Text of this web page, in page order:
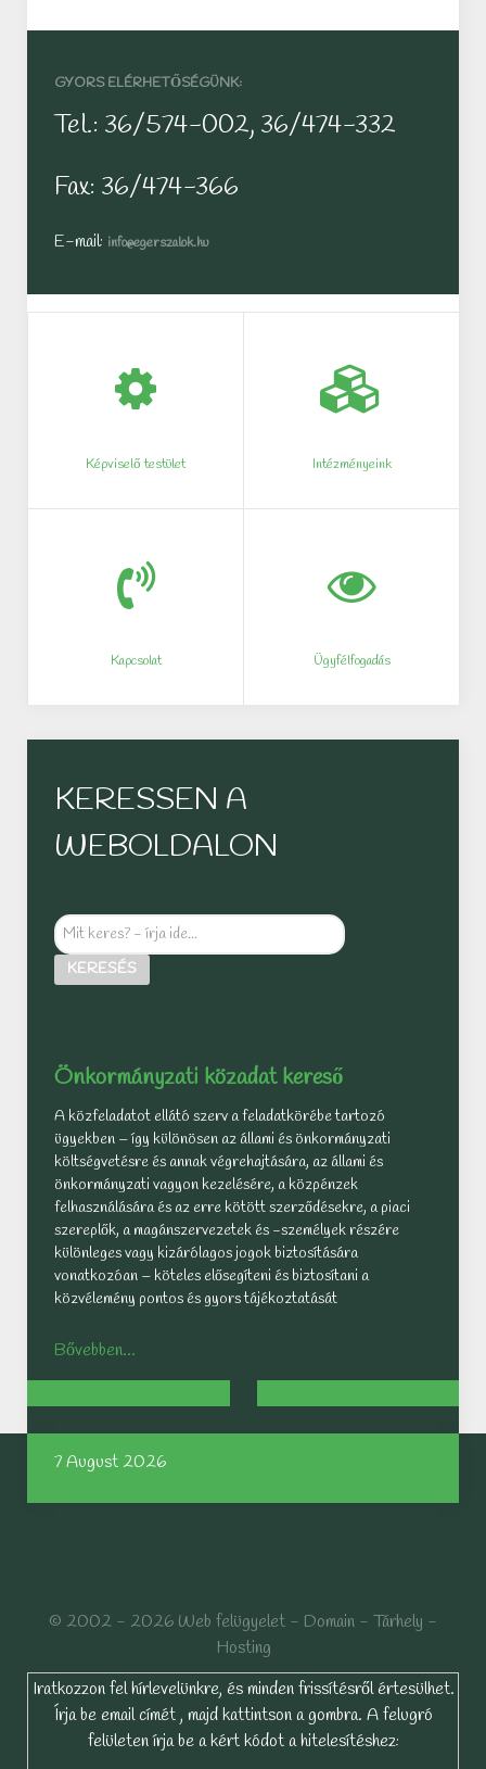
GYORS ELÉRHETŐSÉGÜNK:
Tel.: 36/574-002, 36/474-332
Fax: 36/474-366
E-mail: info@egerszalok.hu
Képviselő testület Intézményeink
Kapcsolat Ügyfélfogadás
KERESSEN A
WEBOLDALON
Mit
keres?
- KERESÉS
Önkormányzati közadat kereső
A közfeladatot ellátó szerv a feladatkörébe tartozó
ügyekben – így különösen az állami és önkormányzati
költségvetésre és annak végrehajtására, az állami és
önkormányzati vagyon kezelésére, a közpénzek
felhasználására és az erre kötött szerződésekre, a piaci
szereplők, a magánszervezetek és -személyek részére
különleges vagy kizárólagos jogok biztosítására
vonatkozóan – köteles elősegíteni és biztosítani a
közvélemény pontos és gyors tájékoztatását
Bővebben...
7 August 2026
© 2002 - 2026 Web felügyelet - Domain - Tárhely -
Hosting
Iratkozzon fel hírlevelünkre, és minden frissítésről értesülhet.
Írja be email címét , majd kattintson a gombra. A felugró
felületen írja be a kért kódot a hitelesítéshez: